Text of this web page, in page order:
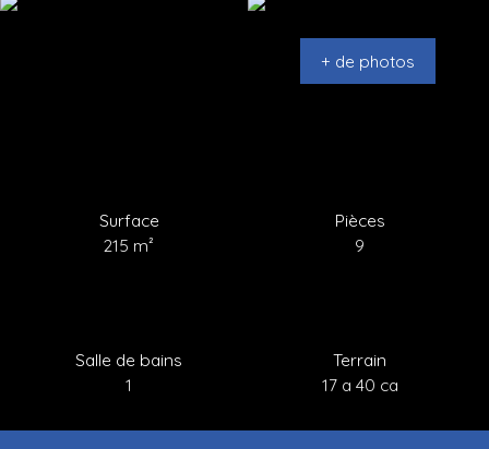
+ de photos
Surface
215 m²
Pièces
9
Salle de bains
1
Terrain
17 a 40 ca